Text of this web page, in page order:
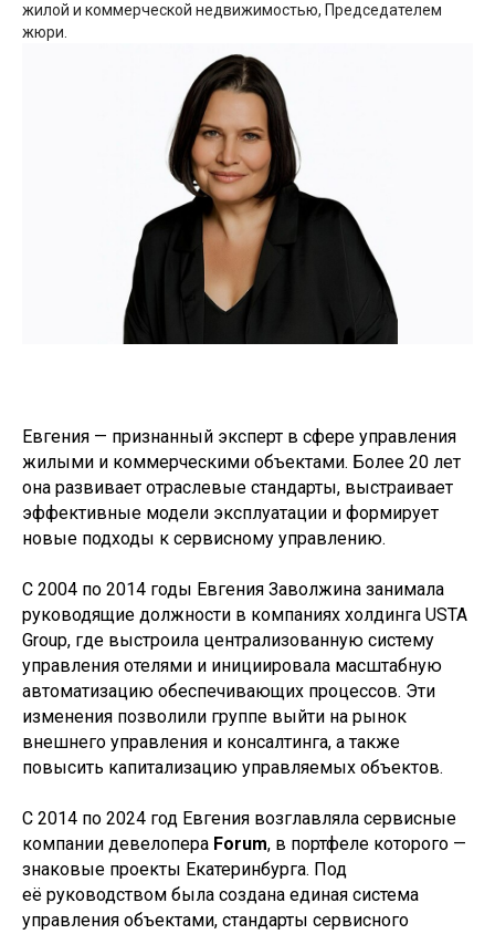
жилой и коммерческой недвижимостью, Председателем
жюри.
Евгения — признанный эксперт в сфере управления
жилыми и коммерческими объектами. Более 20 лет
она развивает отраслевые стандарты, выстраивает
эффективные модели эксплуатации и формирует
новые подходы к сервисному управлению.
С 2004 по 2014 годы Евгения Заволжина занимала
руководящие должности в компаниях холдинга USTA
Group, где выстроила централизованную систему
управления отелями и инициировала масштабную
автоматизацию обеспечивающих процессов. Эти
изменения позволили группе выйти на рынок
внешнего управления и консалтинга, а также
повысить капитализацию управляемых объектов.
С 2014 по 2024 год Евгения возглавляла сервисные
компании девелопера Forum, в портфеле которого —
знаковые проекты Екатеринбурга. Под
её руководством была создана единая система
управления объектами, стандарты сервисного